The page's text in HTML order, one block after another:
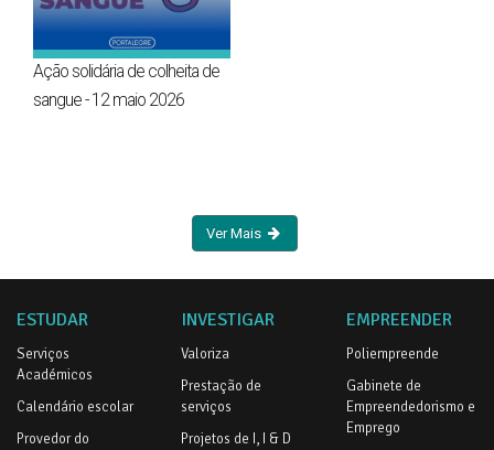
Ação solidária de colheita de
sangue - 12 maio 2026
Ver Mais
ESTUDAR
Serviços
Académicos
Calendário escolar
Provedor do
INVESTIGAR
Valoriza
Prestação de
serviços
Projetos de I, I & D
EMPREENDER
Poliempreende
Gabinete de
Empreendedorismo e
Emprego